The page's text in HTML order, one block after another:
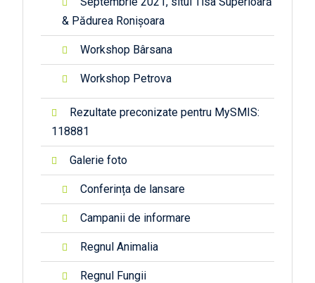
& Pădurea Ronișoara
Workshop Bârsana
Workshop Petrova
Rezultate preconizate pentru MySMIS:
118881
Galerie foto
Conferința de lansare
Campanii de informare
Regnul Animalia
Regnul Fungii